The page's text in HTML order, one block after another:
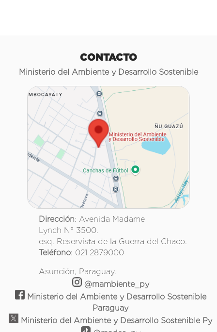
CONTACTO
Ministerio del Ambiente y Desarrollo Sostenible
Dirección: Avenida Madame
Lynch N° 3500.
esq. Reservista de la Guerra del Chaco.
Teléfono: 021 2879000
Asunción, Paraguay.
@mambiente_py
Ministerio del Ambiente y Desarrollo Sostenible
Paraguay
Ministerio del Ambiente y Desarrollo Sostenible Py